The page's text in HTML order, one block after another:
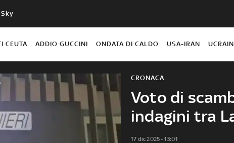
CEUTA ADDIO GUCCINI ONDATA DI CALDO USA-IRAN
Voto di
indagini tra
CRONACA
17 dic 2025 - 13:01